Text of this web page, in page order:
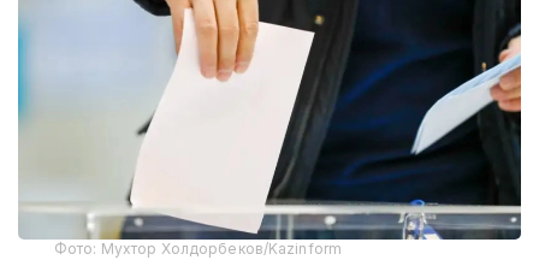
Фото: Мухтор Холдорбеков/Kazinform